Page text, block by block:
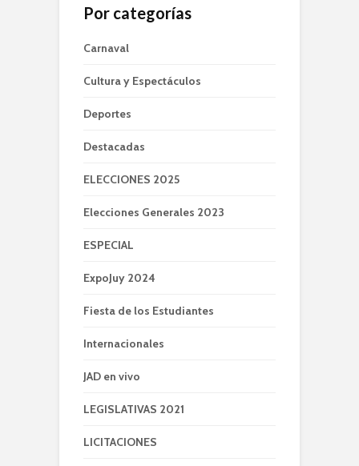
Por categorías
Carnaval
Cultura y Espectáculos
Deportes
Destacadas
ELECCIONES 2025
Elecciones Generales 2023
ESPECIAL
ExpoJuy 2024
Fiesta de los Estudiantes
Internacionales
JAD en vivo
LEGISLATIVAS 2021
LICITACIONES